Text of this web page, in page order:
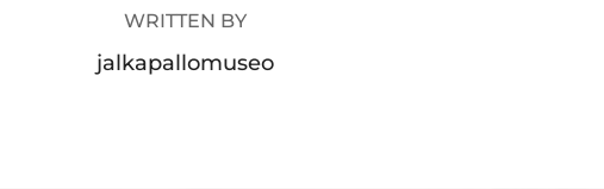
WRITTEN BY
jalkapallomuseo